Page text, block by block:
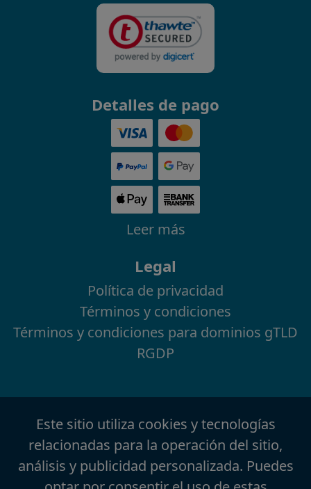
Detalles de pago
Leer más
Legal
Política de privacidad
Términos y condiciones
Términos y condiciones para dominios gTLD
RGDP
Este sitio utiliza cookies y tecnologías
relacionadas para la operación del sitio,
análisis y publicidad personalizada. Puedes